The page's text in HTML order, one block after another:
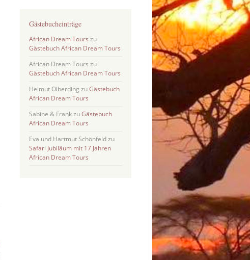
Gästebucheinträge
African Dream Tours zu
Gästebuch African Dream Tours
African Dream Tours zu
Gästebuch African Dream Tours
Helmut Olberding zuGästebuch
African Dream Tours
Sabine & FrankzuGästebuch
African Dream Tours
Eva und Hartmut Schönfeldzu
Safari Jubiläum mit 17 Jahren
African Dream Tours